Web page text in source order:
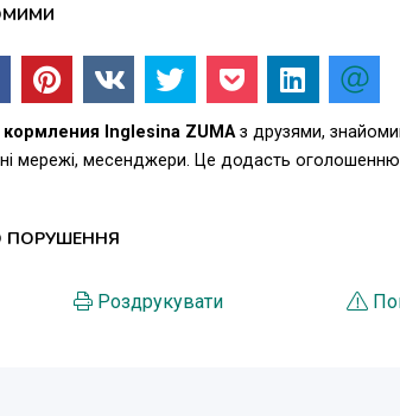
Inglesina ZUMAз друзями,
мережі, месенджери. Це додасть оголошенню
ПОРУШЕННЯ
Роздрукувати